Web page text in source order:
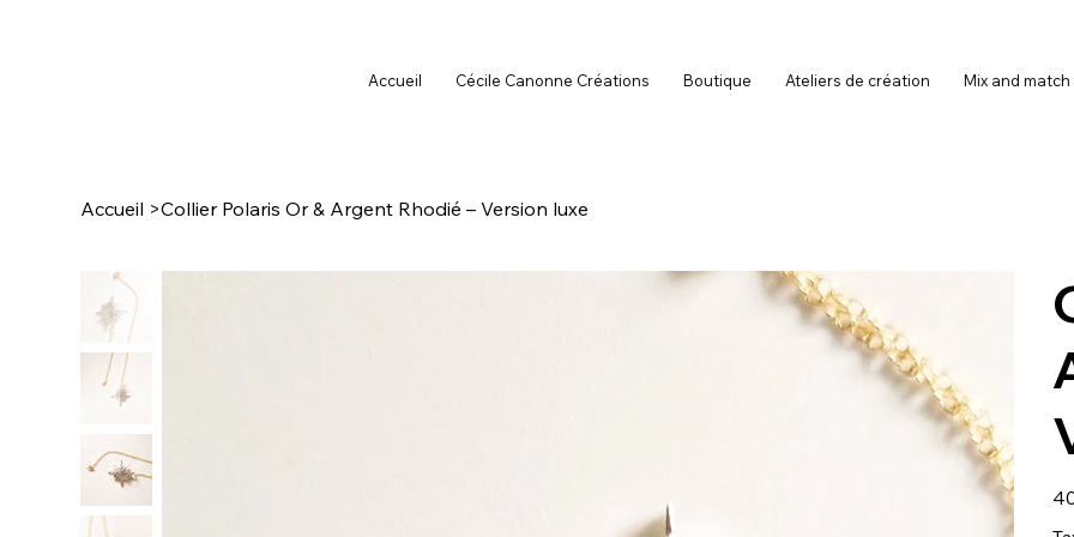
Accueil Cécile Canonne Créations Boutique Ateliers de création Mix and match
Accueil >Collier Polaris Or & Argent Rhodié – Version luxe